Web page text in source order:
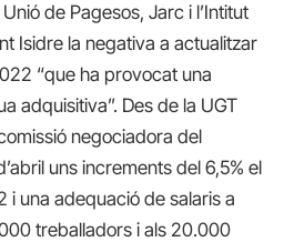
de Pagesos, Jarc i l’Intitut
Isidre la negativa a actualitzar
“que ha provocat una
adquisitiva”. Des de la UGT
negociadora del
uns increments del 6,5% el
i una adequació de salaris a
treballadors i als 20.000